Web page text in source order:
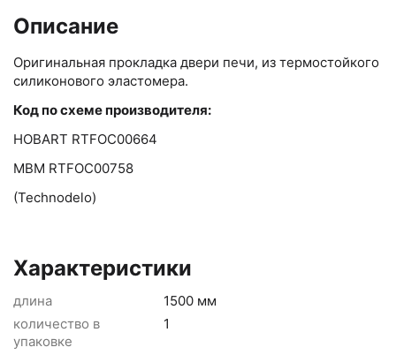
Описание
Оригинальная прокладка двери печи, из термостойкого
силиконового эластомера.
Код по схеме производителя:
HOBART RTFOC00664
MBM RTFOC00758
(Technodelo)
Характеристики
длина
1500 мм
количество в
упаковке
1